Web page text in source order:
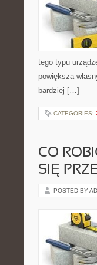
tego typu
powiększa
bardziej […]
CATEGORIES:
CO
SIĘ
POSTED BY